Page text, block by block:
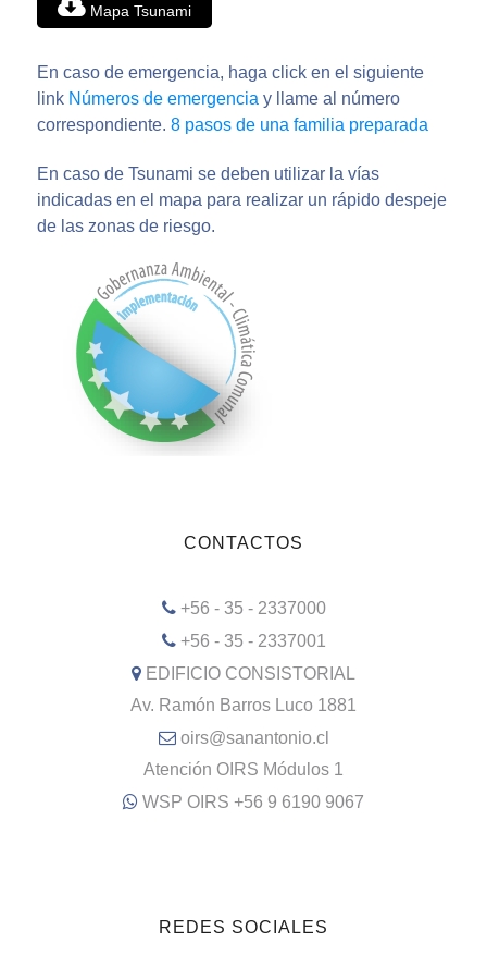
Mapa Tsunami
En caso de emergencia, haga click en el siguiente
link Números de emergencia y llame al número
correspondiente. 8 pasos de una familia preparada
En caso de Tsunami se deben utilizar la vías
indicadas en el mapa para realizar un rápido despeje
de las zonas de riesgo.
CONTACTOS
+56 - 35 - 2337000
+56 - 35 - 2337001
EDIFICIO CONSISTORIAL
Av. Ramón Barros Luco 1881
oirs@sanantonio.cl
Atención OIRS Módulos 1
WSP OIRS +56 9 6190 9067
REDES SOCIALES